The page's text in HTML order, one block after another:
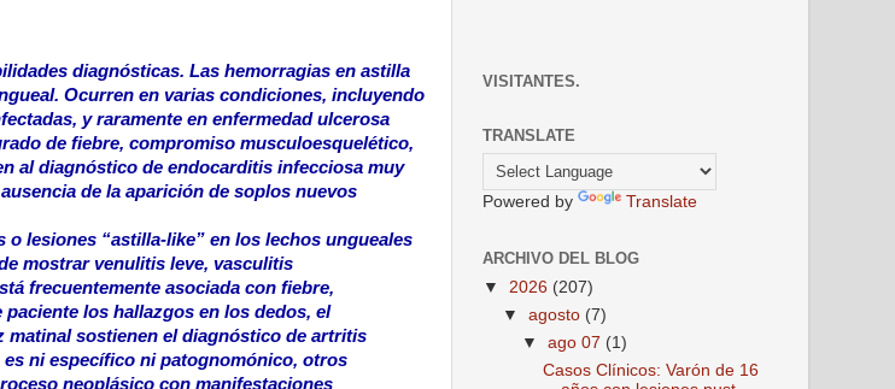
diagnósticas. Las hemorragias en astilla
Ocurren en varias condiciones, incluyendo
y raramente en enfermedad ulcerosa
de fiebre, compromiso musculoesquelético,
al diagnóstico de endocarditis infecciosa muy
de la aparición de soplos nuevos
lesiones “astilla-like” en los lechos ungueales
mostrar venulitis leve, vasculitis
frecuentemente asociada con fiebre,
los hallazgos en los dedos, el
sostienen el diagnóstico de artritis
ni específico ni patognomónico, otros
neoplásico con manifestaciones
VISITANTES.
TRANSLATE
Powered by Translate
ARCHIVO DEL BLOG
▼ 2026 (207)
▼agosto (7)
▼ago 07 (1)
Casos Clínicos: Varón de 16